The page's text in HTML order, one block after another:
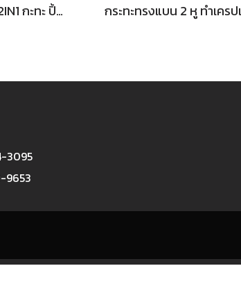
กระทะปิ้งย่าง ชาบู 2IN1 กะทะ ปิ้งย่าง หม้อชาบู หม้อสุกี้ กระทะเหล็กหล่อ ทนทาน ขนาด 35cm ใช้กับเตาแม่เหล็กไฟฟ้าได้
3095
9653